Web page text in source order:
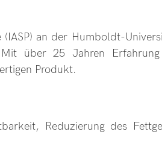
an der Humboldt-
über 25 Jahren
Produkt.
Reduzierung des